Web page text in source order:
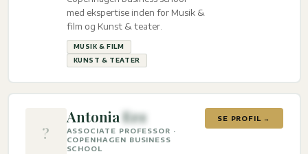
med ekspertise inden for Musik &
film og Kunst & teater.
MUSIK & FILM
KUNST & TEATER
?
AntoniaErz
ASSOCIATE PROFESSOR ·
COPENHAGEN BUSINESS
SCHOOL
SE PROFIL →